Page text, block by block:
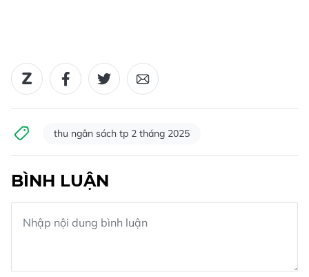
thu ngân sách tp 2 tháng 2025
BÌNH LUẬN